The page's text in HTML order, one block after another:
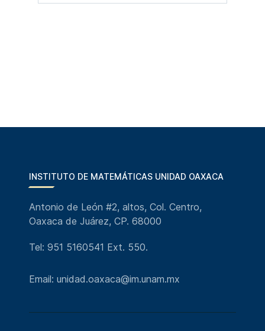
INSTITUTO DE MATEMÁTICAS UNIDAD OAXACA
Antonio de León #2, altos, Col. Centro,
Oaxaca de Juárez, CP. 68000
Tel: 951 5160541 Ext. 550.
Email: unidad.oaxaca@im.unam.mx